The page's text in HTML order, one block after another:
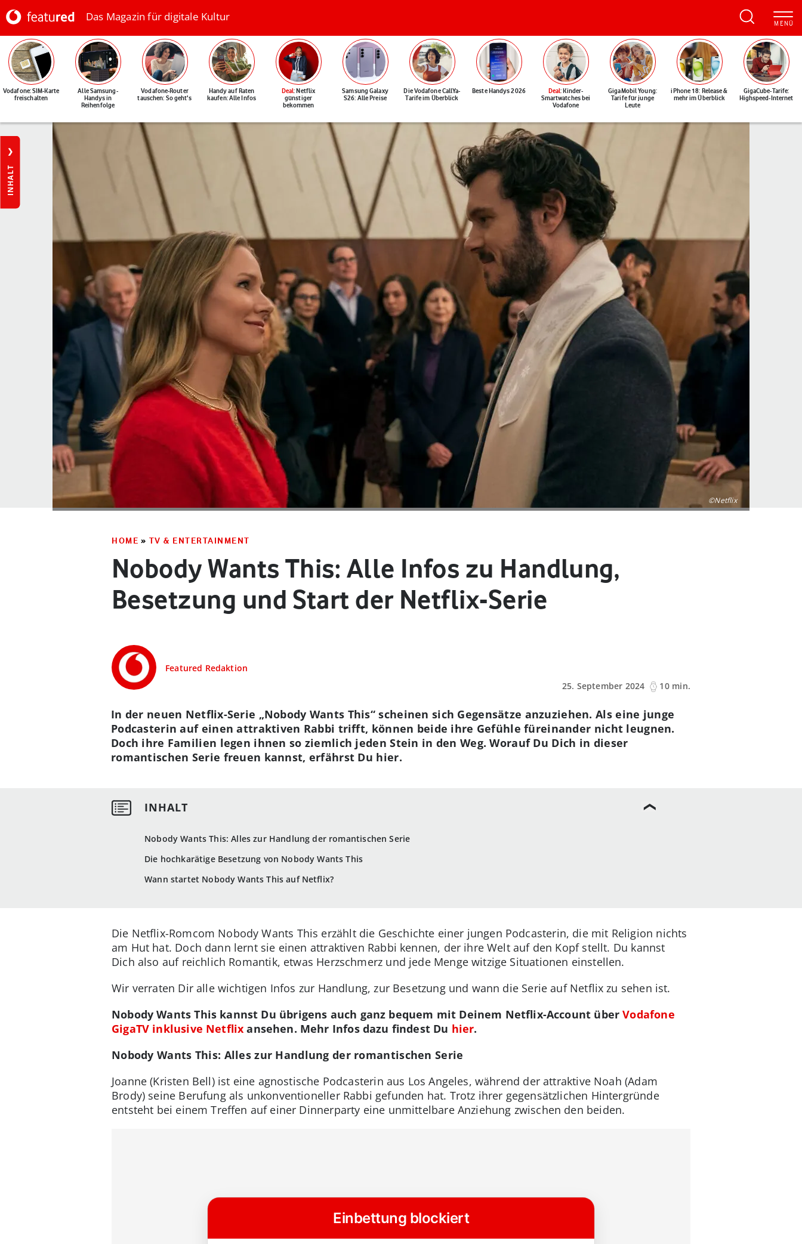
Das Magazin für digitale Kultur
Vodafone: SIM-Karte
freischalten
Alle Samsung-
Handys in
Reihenfolge
Vodafone-Router
tauschen: So geht's
Handy auf Raten
kaufen: Alle Infos
Deal: Netflix
günstiger
bekommen
Samsung Galaxy
S26: Alle Preise
Die Vodafone CallYa-
Tarife im Überblick
Beste Handys 2026 Deal: Kinder-
Smartwatches bei
Vodafone
GigaMobil Young:
Tarife für junge
Leute
iPhone 18: Release &
mehr im Überblick
GigaCube-Tarife:
Highspeed-Internet
INHALT
©Netflix
HOME » TV & ENTERTAINMENT
Nobody Wants This: Alle Infos zu Handlung,
Besetzung und Start der Netflix-Serie
Featured Redaktion
25. September 2024
10 min.
Nobody Wants This: Alles zur Handlung der romantischen Serie
Die hochkarätige Besetzung von Nobody Wants This
Wann startet Nobody Wants This auf Netflix?
In der neuen Netflix-Serie „Nobody Wants This“ scheinen sich Gegensätze anzuziehen. Als eine junge
Podcasterin auf einen attraktiven Rabbi trifft, können beide ihre Gefühle füreinander nicht leugnen.
Doch ihre Familien legen ihnen so ziemlich jeden Stein in den Weg. Worauf Du Dich in dieser
romantischen Serie freuen kannst, erfährst Du hier.
Die Netflix-Romcom Nobody Wants This erzählt die Geschichte einer jungen Podcasterin, die mit Religion nichts
am Hut hat. Doch dann lernt sie einen attraktiven Rabbi kennen, der ihre Welt auf den Kopf stellt. Du kannst
Dich also auf reichlich Romantik, etwas Herzschmerz und jede Menge witzige Situationen einstellen.
Wir verraten Dir alle wichtigen Infos zur Handlung, zur Besetzung und wann die Serie auf Netflix zu sehen ist.
Nobody Wants This kannst Du übrigens auch ganz bequem mit Deinem Netflix-Account überVodafone
GigaTV inklusive Netflix ansehen. Mehr Infos dazu findest Du hier.
Nobody Wants This: Alles zur Handlung der romantischen Serie
Joanne (Kristen Bell) ist eine agnostische Podcasterin aus Los Angeles, während der attraktive Noah (Adam
Brody) seine Berufung als unkonventioneller Rabbi gefunden hat. Trotz ihrer gegensätzlichen Hintergründe
entsteht bei einem Treffen auf einer Dinnerparty eine unmittelbare Anziehung zwischen den beiden.